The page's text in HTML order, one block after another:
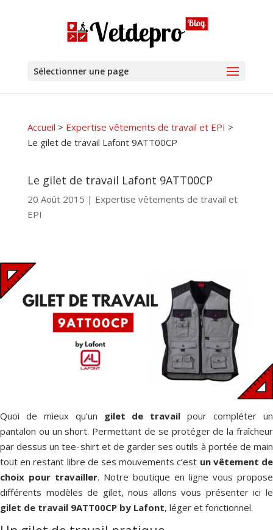
Sélectionner une page
Accueil > Expertise vêtements de travail et EPI >
Le gilet de travail Lafont 9ATT00CP
Le gilet de travail Lafont 9ATT00CP
20 Août 2015 | Expertise vêtements de travail et
EPI
Quoi de mieux qu’un gilet de travail pour compléter un
pantalon ou un short. Permettant de se protéger de la fraîcheur
par dessus un tee-shirt et de garder ses outils à portée de main
tout en restant libre de ses mouvements c’est un vêtement de
choix pour travailler. Notre boutique en ligne vous propose
différents modèles de gilet, nous allons vous présenter ici le
gilet de travail 9ATT00CP by Lafont, léger et fonctionnel.